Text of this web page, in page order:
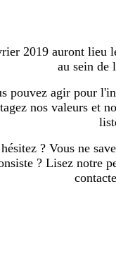
2019 auront lieu
au sein de
pouvez agir pour
nos valeurs et
? Vous ne
? Lisez notre